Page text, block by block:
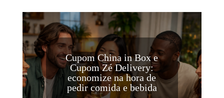
Cupom China in Box e
Cupom Zé Delivery:
economize na hora de
pedir comida e bebida